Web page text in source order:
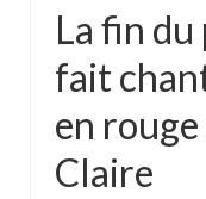
La fin
fait
en
Claire